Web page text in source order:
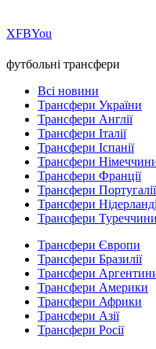
ХFBYou
футбольні трансфери
Всі новини
Трансфери України
Трансфери Англії
Трансфери Італії
Трансфери Іспанії
Трансфери
Трансфери Франції
Трансфери Португалії
Трансфери
Трансфери Туреччини
Трансфери Європи
Трансфери Бразилії
Трансфери
Трансфери Америки
Трансфери Африки
Трансфери Азії
Трансфери Росії